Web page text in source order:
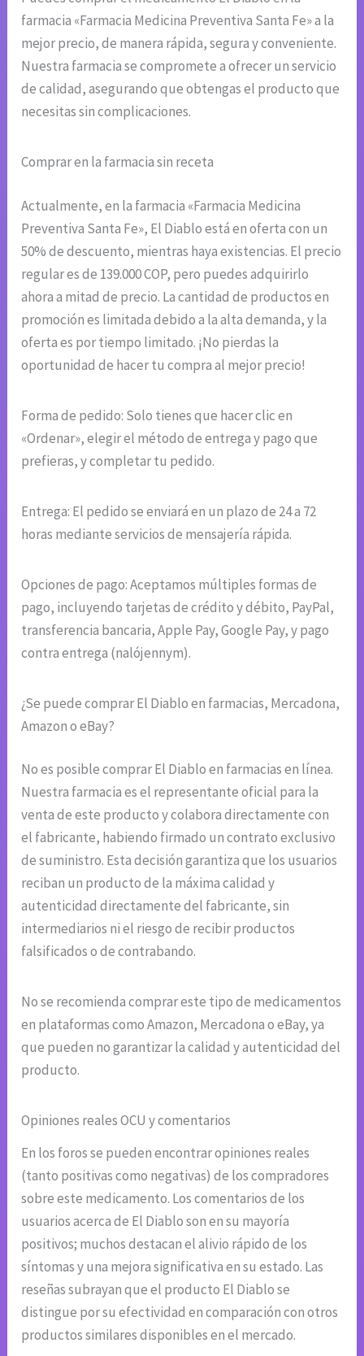
farmacia «Farmacia Medicina Preventiva Santa Fe» a la
mejor precio, de manera rápida, segura y conveniente.
Nuestra farmacia se compromete a ofrecer un servicio
de calidad, asegurando que obtengas el producto que
necesitas sin complicaciones.
Comprar en la farmacia sin receta
Actualmente, en la farmacia «Farmacia Medicina
Preventiva Santa Fe», El Diablo está en oferta con un
50% de descuento, mientras haya existencias. El precio
regular es de 139.000 COP, pero puedes adquirirlo
ahora a mitad de precio. La cantidad de productos en
promoción es limitada debido a la alta demanda, y la
oferta es por tiempo limitado. ¡No pierdas la
oportunidad de hacer tu compra al mejor precio!
Forma de pedido: Solo tienes que hacer clic en
«Ordenar», elegir el método de entrega y pago que
prefieras, y completar tu pedido.
Entrega: El pedido se enviará en un plazo de 24 a 72
horas mediante servicios de mensajería rápida.
Opciones de pago: Aceptamos múltiples formas de
pago, incluyendo tarjetas de crédito y débito, PayPal,
transferencia bancaria, Apple Pay, Google Pay, y pago
contra entrega (nalójennym).
¿Se puede comprar El Diablo en farmacias, Mercadona,
Amazon o eBay?
No es posible comprar El Diablo en farmacias en línea.
Nuestra farmacia es el representante oficial para la
venta de este producto y colabora directamente con
el fabricante, habiendo firmado un contrato exclusivo
de suministro. Esta decisión garantiza que los usuarios
reciban un producto de la máxima calidad y
autenticidad directamente del fabricante, sin
intermediarios ni el riesgo de recibir productos
falsificados o de contrabando.
No se recomienda comprar este tipo de medicamentos
en plataformas como Amazon, Mercadona o eBay, ya
que pueden no garantizar la calidad y autenticidad del
producto.
Opiniones reales OCU y comentarios
En los foros se pueden encontrar opiniones reales
(tanto positivas como negativas) de los compradores
sobre este medicamento. Los comentarios de los
usuarios acerca de El Diablo son en su mayoría
positivos; muchos destacan el alivio rápido de los
síntomas y una mejora significativa en su estado. Las
reseñas subrayan que el producto El Diablo se
distingue por su efectividad en comparación con otros
productos similares disponibles en el mercado.